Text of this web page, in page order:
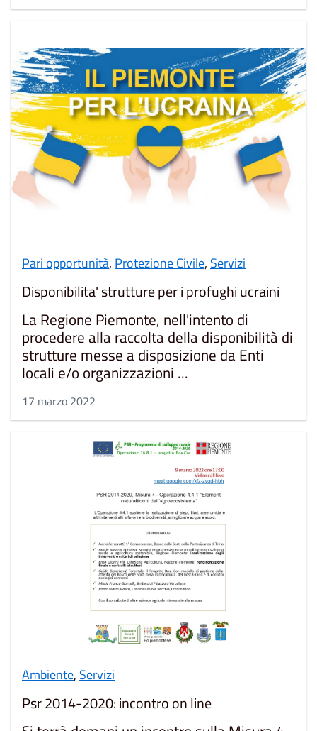
Pari opportunità, Protezione Civile, Servizi
Disponibilita' strutture per i profughi ucraini
La Regione Piemonte, nell'intento di
procedere alla raccolta della disponibilità di
strutture messe a disposizione da Enti
locali e/o organizzazioni ...
17 marzo 2022
Ambiente, Servizi
Psr 2014-2020: incontro on line